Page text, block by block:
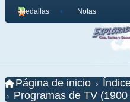
Medallas Notas
Página de inicio
Programas de TV